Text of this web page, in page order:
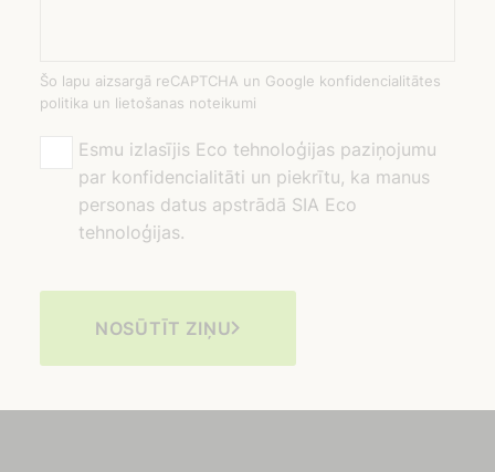
Šo lapu aizsargā reCAPTCHA un Google konfidencialitātes
politika un lietošanas noteikumi
Esmu izlasījis Eco tehnoloģijas paziņojumu
par konfidencialitāti un piekrītu, ka manus
personas datus apstrādā SIA Eco
tehnoloģijas.
NOSŪTĪT ZIŅU